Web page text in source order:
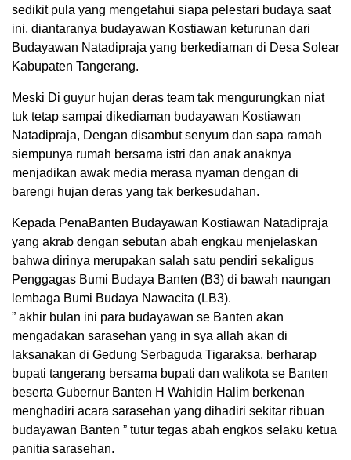
sedikit pula yang mengetahui siapa pelestari budaya saat
ini, diantaranya budayawan Kostiawan keturunan dari
Budayawan Natadipraja yang berkediaman di Desa Solear
Kabupaten Tangerang.
Meski Di guyur hujan deras team tak mengurungkan niat
tuk tetap sampai dikediaman budayawan Kostiawan
Natadipraja, Dengan disambut senyum dan sapa ramah
siempunya rumah bersama istri dan anak anaknya
menjadikan awak media merasa nyaman dengan di
barengi hujan deras yang tak berkesudahan.
Kepada PenaBanten Budayawan Kostiawan Natadipraja
yang akrab dengan sebutan abah engkau menjelaskan
bahwa dirinya merupakan salah satu pendiri sekaligus
Penggagas Bumi Budaya Banten (B3) di bawah naungan
lembaga Bumi Budaya Nawacita (LB3).
” akhir bulan ini para budayawan se Banten akan
mengadakan sarasehan yang in sya allah akan di
laksanakan di Gedung Serbaguda Tigaraksa, berharap
bupati tangerang bersama bupati dan walikota se Banten
beserta Gubernur Banten H Wahidin Halim berkenan
menghadiri acara sarasehan yang dihadiri sekitar ribuan
budayawan Banten ” tutur tegas abah engkos selaku ketua
panitia sarasehan.